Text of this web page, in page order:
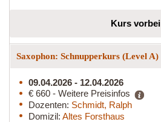
Kurs vorbei
Saxophon: Schnupperkurs (Level A)
09.04.2026 - 12.04.2026
€ 660 - Weitere Preisinfos
Dozenten: Schmidt, Ralph
Domizil: Altes Forsthaus